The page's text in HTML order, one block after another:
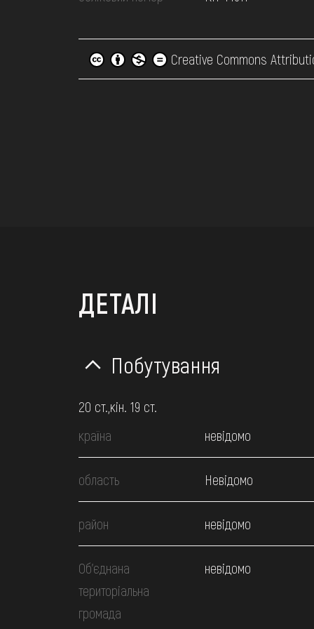
Creative Commons
ДЕТАЛІ
Побутування
20 ст.,кін. 19 ст.
країна
невідомо
область Невідомо
район невідомо
Об’єднана
територіальна
громада
невідомо